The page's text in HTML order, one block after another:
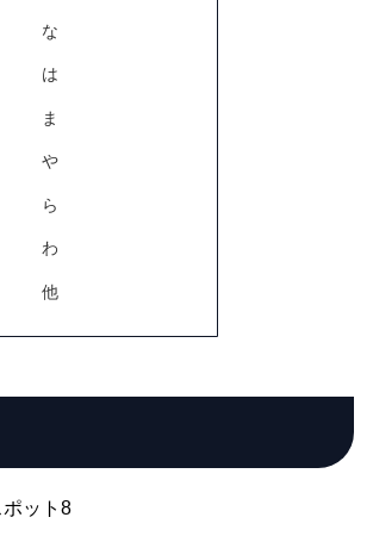
な
は
ま
や
ら
わ
他
ット8